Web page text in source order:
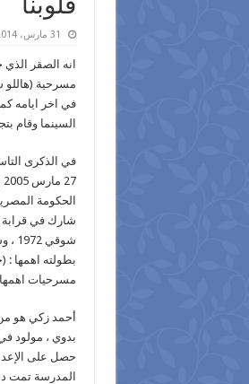
قلوبنا
31 مارس، 2014
مسرحية
في اخر ايامه
السينما وقام
الحكومة
مسرحيات
أحمد زكي هو
بدوي ، مولود في
حصل على
المدرسة تمت